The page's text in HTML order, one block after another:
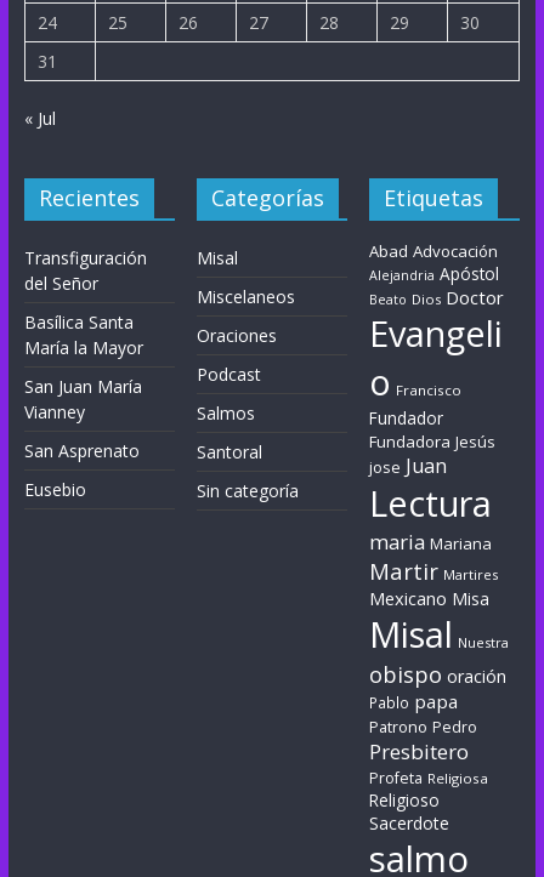
24
25 26 27 28 29
30
31
« Jul
Recientes
Transfiguración
del Señor
Basílica Santa
María la Mayor
San Juan María
Vianney
San Asprenato
Eusebio
Categorías
Misal
Miscelaneos
Oraciones
Podcast
Salmos
Santoral
Sin categoría
Etiquetas
Abad Advocación
Alejandria Apóstol
Beato Dios Doctor
Evangeli
o Francisco
Fundador
Fundadora Jesús
jose Juan
Lectura
maria Mariana
Martir Martires
Mexicano Misa
Misal Nuestra
obispo oración
Pablo papa
Patrono Pedro
Presbitero
Profeta Religiosa
Religioso
Sacerdote
salmo